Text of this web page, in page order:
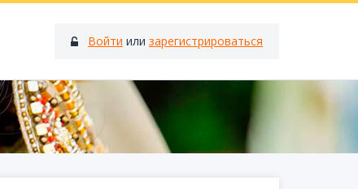
Войти или зарегистрироваться